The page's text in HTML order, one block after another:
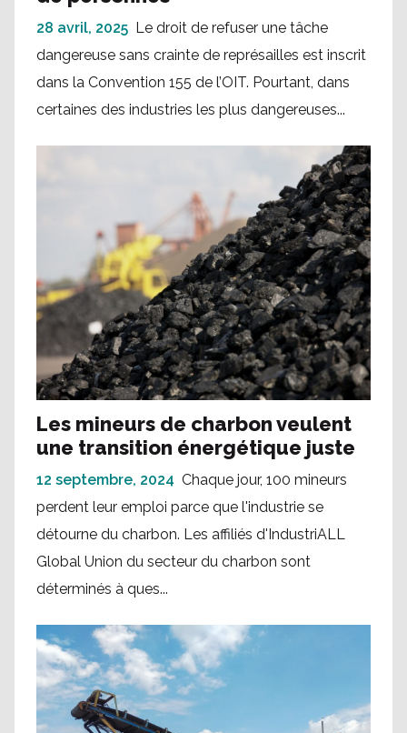
28 avril, 2025 Le droit de refuser une tâche
dangereuse sans crainte de représailles est inscrit
dans la Convention 155 de l’OIT. Pourtant, dans
certaines des industries les plus dangereuses...
Les mineurs de charbon veulent
une transition énergétique juste
12 septembre, 2024 Chaque jour, 100 mineurs
perdent leur emploi parce que l'industrie se
détourne du charbon. Les affiliés d'IndustriALL
Global Union du secteur du charbon sont
déterminés à ques...